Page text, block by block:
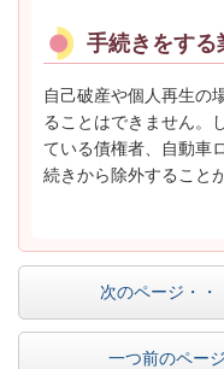
手続きをする
自己破産や個人再生の
ることはできません。
ている債権者、自動車
続きから除外すること
次のページ・・
一つ前のペー